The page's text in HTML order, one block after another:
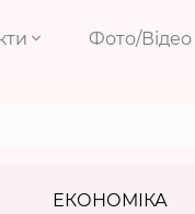
Фото/
ЕКОНОМІКА